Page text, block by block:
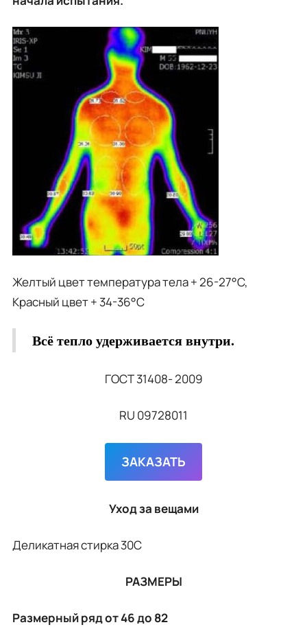
Желтый цвет температура тела + 26-27°C,
Красный цвет + 34-36°C
Всё тепло удерживается внутри.
ГОСТ 31408- 2009
RU 09728011
ЗАКАЗАТЬ
Уход за вещами
Деликатная стирка 30С
РАЗМЕРЫ
Размерный ряд от 46 до 82